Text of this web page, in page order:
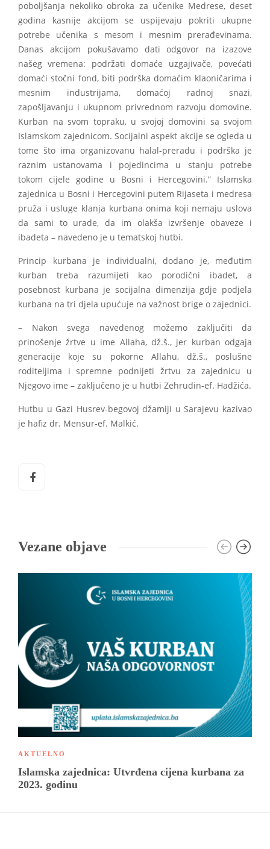
poboljšanja nekoliko obroka za učenike Medrese, deset
godina kasnije akcijom se uspijevaju pokriti ukupne
potrebe učenika s mesom i mesnim prerađevinama.
Danas akcijom pokušavamo dati odgovor na izazove
našeg vremena: podržati domaće uzgajivače, povećati
domaći stočni fond, biti podrška domaćim klaoničarima i
mesnim industrijama, domaćoj radnoj snazi,
zapošljavanju i ukupnom privrednom razvoju domovine.
Kurban na svom topraku, u svojoj domovini sa svojom
Islamskom zajednicom. Socijalni aspekt akcije se ogleda u
tome što ima organizovanu halal-preradu i podrška je
raznim ustanovama i pojedincima u stanju potrebe
tokom cijele godine u Bosni i Hercegovini.” Islamska
zajednica u Bosni i Hercegovini putem Rijaseta i medresa
pruža i usluge klanja kurbana onima koji nemaju uslova
da sami to urade, da im olakša izvršenje obaveze i
ibadeta – navedeno je u tematskoj hutbi.
Princip kurbana je individualni, dodano je, međutim
kurban treba razumijeti kao porodični ibadet, a
posebnost kurbana je socijalna dimenzija gdje podjela
kurbana na tri djela upućuje na važnost brige o zajednici.
– Nakon svega navedenog možemo zaključiti da
prinošenje žrtve u ime Allaha, dž.š., jer kurban odgaja
generacije koje su pokorne Allahu, dž.š., poslušne
roditeljima i spremne podnijeti žrtvu za zajednicu u
Njegovo ime – zaključeno je u hutbi Zehrudin-ef. Hadžića.
Hutbu u Gazi Husrev-begovoj džamiji u Sarajevu kazivao
je hafiz dr. Mensur-ef. Malkić.
Vezane objave
AKTUELNO
Islamska zajednica: Utvrđena cijena kurbana za
2023. godinu